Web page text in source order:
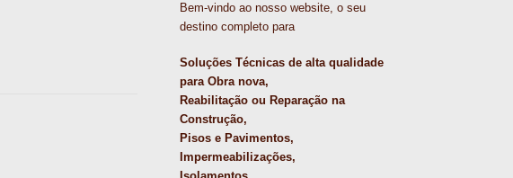
Bem-vindo ao nosso website, o seu
destino completo para
Soluções Técnicas de alta qualidade
para Obra nova,
Reabilitação ou Reparação na
Construção,
Pisos e Pavimentos,
Impermeabilizações,